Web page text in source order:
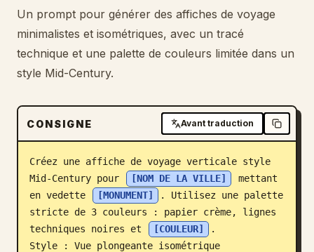
Invites
Tarifs
Blog
Mises à jour
Un prompt pour générer des affiches de voyage
minimalistes et isométriques, avec un tracé
technique et une palette de couleurs limitée dans un
style Mid-Century.
CONSIGNE Avant traduction
Créez une affiche de voyage verticale style
Mid-Century pour
[NOM DE LA VILLE]
mettant
en vedette
[MONUMENT]
. Utilisez une palette
stricte de 3 couleurs : papier crème, lignes
techniques noires et
[COULEUR]
.
Style : Vue plongeante isométrique